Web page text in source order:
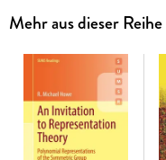
topics in randomness,
equations and
optimization and
learning. Ultimately, it
analysis in the context
accessible methods to
science.
Mehr aus dieser Reihe